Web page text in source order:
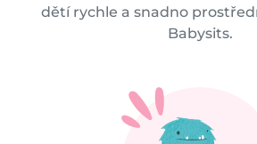
dětí rychle a snadno
Babysits.